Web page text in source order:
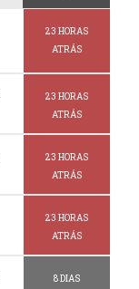
23 HORAS
ATRÁS
23 HORAS
ATRÁS
23 HORAS
ATRÁS
23 HORAS
ATRÁS
8 DIAS